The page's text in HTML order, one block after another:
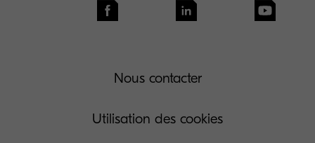
Nous contacter
Utilisation des cookies